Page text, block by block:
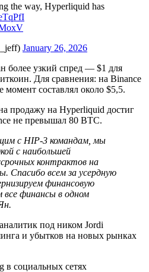
the way, Hyperliquid has
January 26, 2026
более узкий спред — $1 для
Для сравнения: на Binance
составлял около $5,5.
продажу на Hyperliquid достиг
не превышал 80 BTC.
с HIP-3 командам, мы
с наибольшей
контрактов на
Спасибо всем за усердную
финансовую
все финансы в одном
под ником Jordi
и убытков на новых рынках
в социальных сетях